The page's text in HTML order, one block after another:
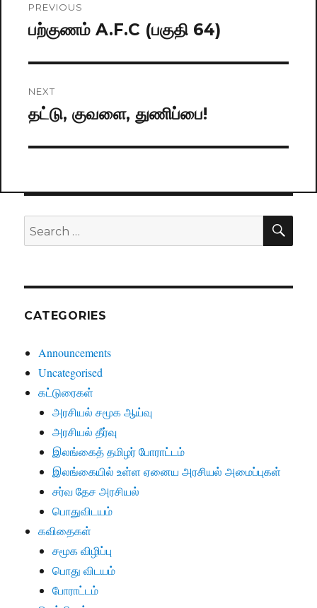
navigation
PREVIOUS
Previous
பற்குணம் A.F.C (பகுதி 64)
NEXT
Next
தட்டு, குவளை, துணிப்பை!
Search
for:
CATEGORIES
Announcements
Uncategorised
கட்டுரைகள்
அரசியல் சமூக ஆய்வு
அரசியல் தீர்வு
இலங்கைத் தமிழர் போராட்டம்
இலங்கையில் உள்ள ஏனைய அரசியல் அமைப்புகள்
சர்வ தேச அரசியல்
பொதுவிடயம்
கவிதைகள்
சமூக விழிப்பு
பொது விடயம்
போராட்டம்